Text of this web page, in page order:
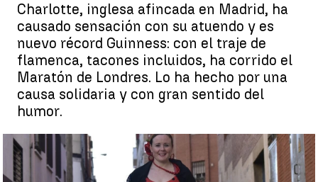
Charlotte, inglesa afincada en Madrid, ha
causado sensación con su atuendo y es
nuevo récord Guinness: con el traje de
flamenca, tacones incluidos, ha corrido el
Maratón de Londres. Lo ha hecho por una
causa solidaria y con gran sentido del
humor.
Charlotte Sullivan, la británica que correrá el Maratón de
Londres vestida de flamenca por una causa solidaria |
uk.virginmoneygiving.com